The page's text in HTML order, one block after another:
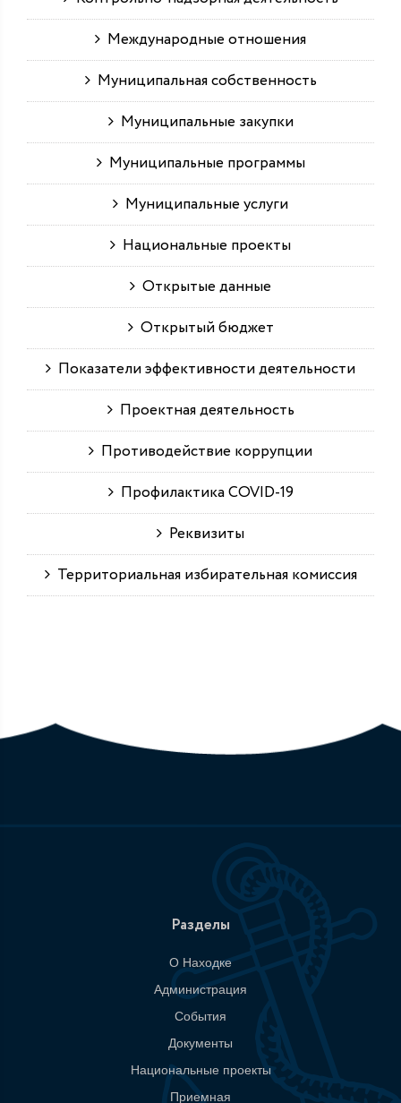
Международные отношения
Муниципальная собственность
Муниципальные закупки
Муниципальные программы
Муниципальные услуги
Национальные проекты
Открытые данные
Открытый бюджет
Показатели эффективности деятельности
Проектная деятельность
Противодействие коррупции
Профилактика COVID-19
Реквизиты
Территориальная избирательная комиссия
Разделы
О Находке
Администрация
События
Документы
Национальные проекты
Приемная